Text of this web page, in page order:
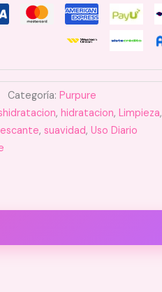
Categoría: Purpure
, hidratacion, Limpieza,
, suavidad, Uso Diario